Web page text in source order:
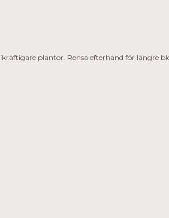
plantor. Rensa efterhand för längre